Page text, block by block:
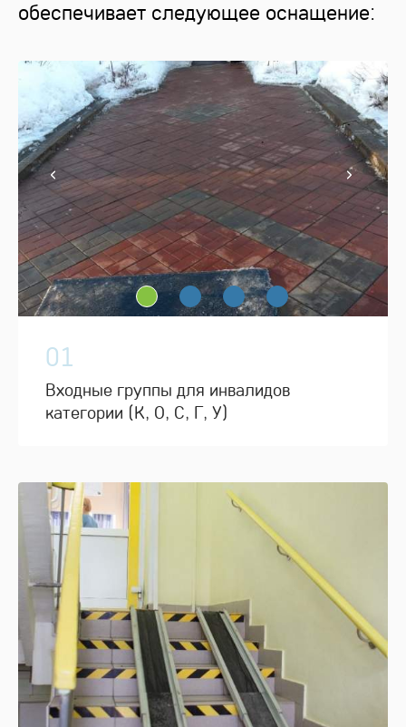
обеспечивает следующее оснащение:
01
Входные группы для инвалидов
категории (К, О, С, Г, У)